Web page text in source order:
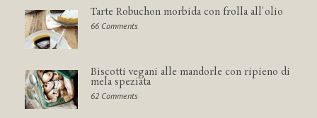
Tarte Robuchon morbida con frolla all'olio
66 Comments
Biscotti vegani alle mandorle con ripieno di
mela speziata
62 Comments